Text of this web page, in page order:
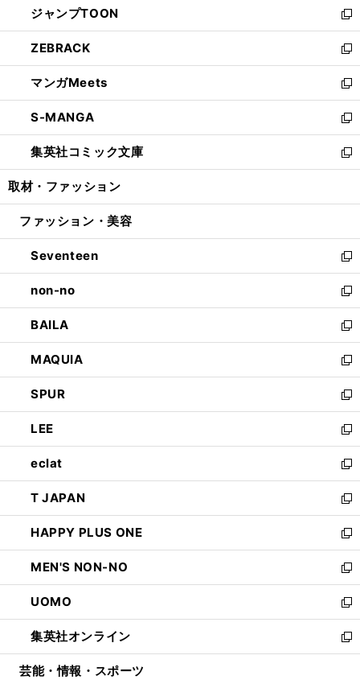
く
で
開
く
ド
ウ
で
開
く
ィ
ン
ド
ウ
で
開
く
い
ウ
ィ
ン
ド
ウ
で
開
く
ジャンプTOON
新
し
い
ウ
ィ
ン
ド
ウ
で
開
ZEBRACK
新
し
い
ウ
ィ
ン
ド
ウ
開
マンガMeets
新
し
い
ウ
ィ
ン
ウ
開
く
S-MANGA
新
し
い
ウ
ン
ウ
で
開
く
集英社コミック文庫
新
し
ウ
ン
ド
ウ
で
開
く
取材・ファッション
ファッション・美容
Seventeen
新
し
い
ウ
ィ
ン
ド
ウ
で
開
く
non-no
新
し
い
ウ
ィ
ン
ド
ウ
で
開
く
BAILA
新
し
い
ウ
ィ
ン
ド
ウ
で
開
く
MAQUIA
新
し
い
ウ
ィ
ン
ド
ウ
で
開
く
SPUR
新
し
い
ウ
ィ
ン
ド
ウ
で
開
く
LEE
新
し
い
ウ
ィ
ン
ド
ウ
で
開
く
eclat
新
し
い
ウ
ィ
ン
ド
ウ
で
開
く
T JAPAN
新
し
い
ウ
ィ
ン
ド
ウ
で
開
HAPPY PLUS ONE
新
し
い
ウ
ィ
ン
ド
ウ
MEN'S NON-NO
新
し
い
ウ
ィ
ン
UOMO
新
し
い
ウ
集英社オンライン
新
し
芸能・情報・スポーツ